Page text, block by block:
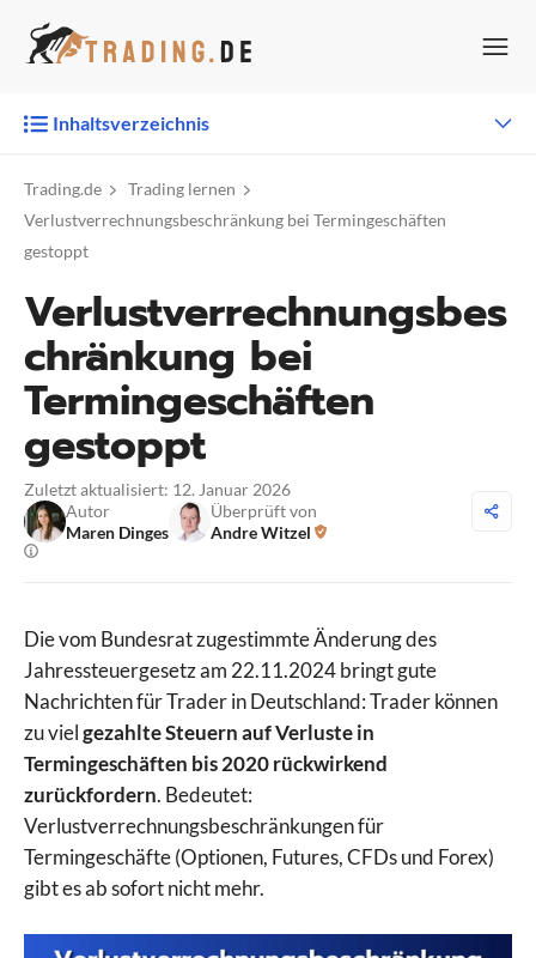
Inhalt
Inhaltsverzeichnis
Trading.de
Trading lernen
Verlustverrechnungsbeschränkung bei Termingeschäften
gestoppt
Verlustverrechnungsbes
chränkung bei
Termingeschäften
gestoppt
Zuletzt aktualisiert: 12. Januar 2026
Autor
Maren Dinges
Überprüft von
Andre Witzel
Die vom Bundesrat zugestimmte Änderung des
Jahressteuergesetz am 22.11.2024 bringt gute
Nachrichten für Trader in Deutschland: Trader können
zu vielgezahlte Steuern auf Verluste in
Termingeschäften bis 2020 rückwirkend
zurückfordern. Bedeutet:
Verlustverrechnungsbeschränkungen für
Termingeschäfte (Optionen, Futures, CFDs und Forex)
gibt es ab sofort nicht mehr.